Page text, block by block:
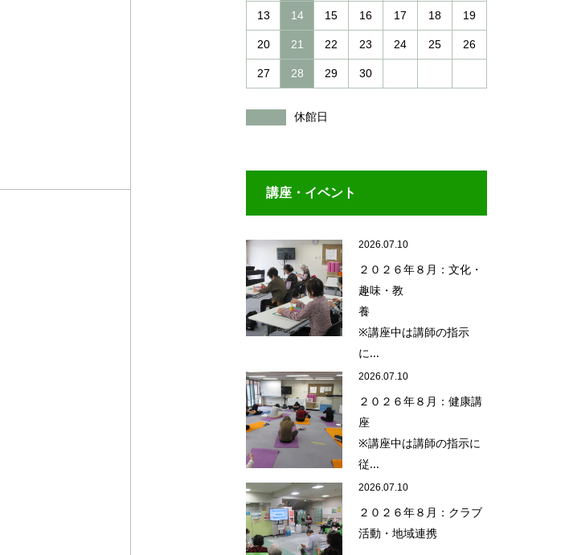
13 14 15 16 17 18 19
20 21 22 23 24 25 26
27 28 29 30
休館日
講座・イベント
2026.07.10
２０２６年８月：文化・
趣味・教
養
※講座中は講師の指示
に...
2026.07.10
２０２６年８月：健康講
座
※講座中は講師の指示に
従...
2026.07.10
２０２６年８月：クラブ
活動・地域連携